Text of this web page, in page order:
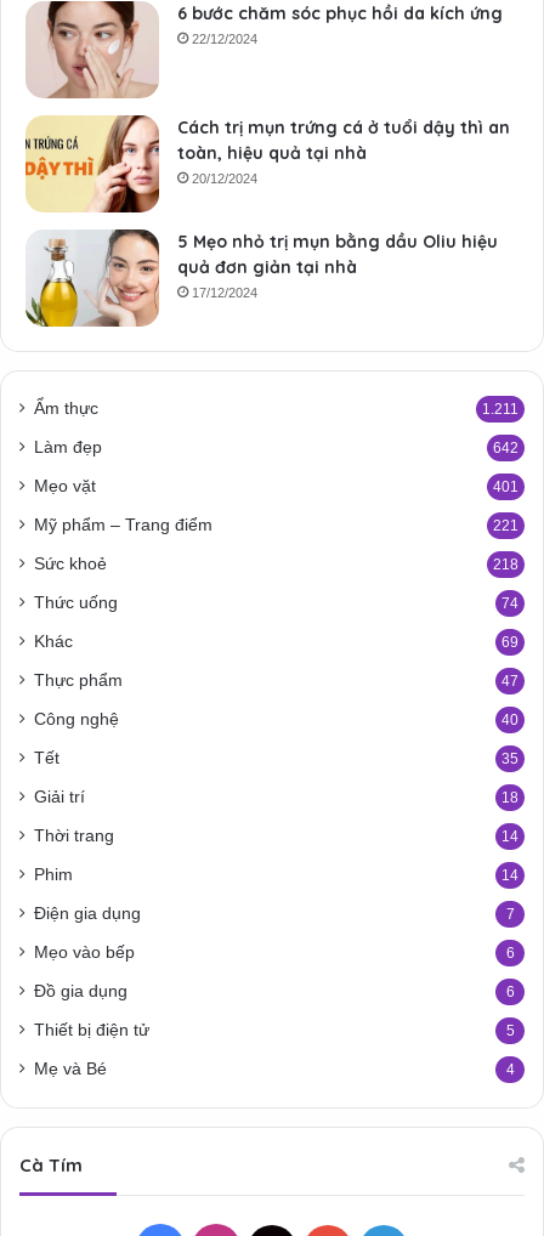
6 bước chăm sóc phục hồi da kích ứng
22/12/2024
Cách trị mụn trứng cá ở tuổi dậy thì an
toàn, hiệu quả tại nhà
20/12/2024
5 Mẹo nhỏ trị mụn bằng dầu Oliu hiệu
quả đơn giản tại nhà
17/12/2024
Ẩm thực 1.211
Làm đẹp 642
Mẹo vặt 401
Mỹ phẩm – Trang điểm 221
Sức khoẻ 218
Thức uống 74
Khác 69
Thực phẩm 47
Công nghệ 40
Tết 35
Giải trí 18
Thời trang 14
Phim 14
Điện gia dụng 7
Mẹo vào bếp 6
Đồ gia dụng 6
Thiết bị điện tử 5
Mẹ và Bé 4
Cà Tím